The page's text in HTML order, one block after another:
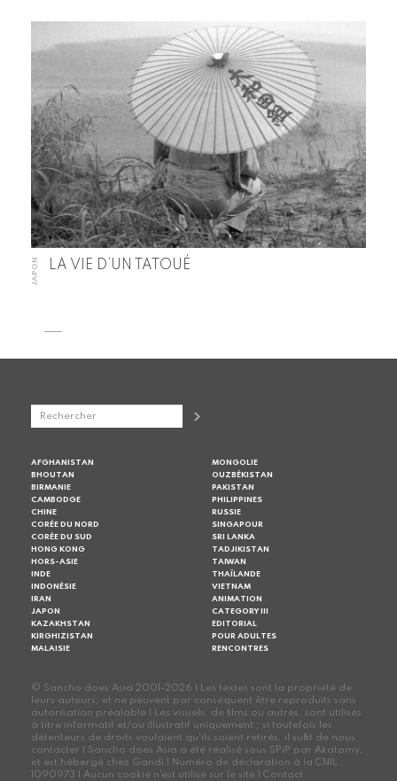
JAPON LA VIE D’UN TATOUÉ
AFGHANISTAN
BHOUTAN
BIRMANIE
CAMBODGE
CHINE
CORÉE DU NORD
CORÉE DU SUD
HONG KONG
HORS-ASIE
INDE
INDONÉSIE
IRAN
JAPON
KAZAKHSTAN
KIRGHIZISTAN
MALAISIE
MONGOLIE
OUZBÉKISTAN
PAKISTAN
PHILIPPINES
RUSSIE
SINGAPOUR
SRI LANKA
TADJIKISTAN
TAIWAN
THAÏLANDE
VIETNAM
ANIMATION
CATEGORY III
EDITORIAL
POUR ADULTES
RENCONTRES
© Sancho does Asia 2001-2026 | Les textes sont la propriété de
leurs auteurs, et ne peuvent par conséquent être reproduits sans
autorisation préalable | Les visuels, de films ou autres, sont utilisés
à titre informatif et/ou illustratif uniquement ; si toutefois les
détenteurs de droits voulaient qu'ils soient retirés, il suffit de nous
contacter | Sancho does Asia a été réalisé sous SPiP par Akatomy,
et est hébergé chez Gandi | Numéro de déclaration à la CNIL :
1090973 | Aucun cookie n'est utilisé sur le site | Contact